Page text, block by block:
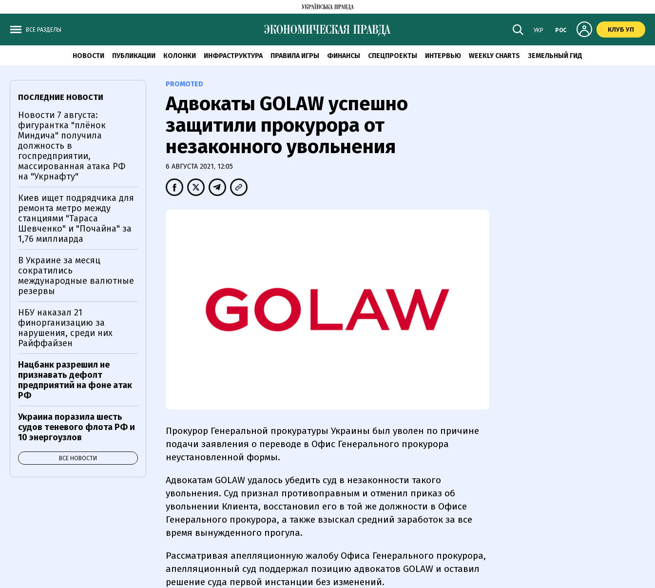
ВСЕ РАЗДЕЛЫ УКР РОС КЛУБ УП
НОВОСТИ ПУБЛИКАЦИИ КОЛОНКИ ИНФРАСТРУКТУРА ПРАВИЛА ИГРЫ ФИНАНСЫ СПЕЦПРОЕКТЫ ИНТЕРВЬЮ WEEKLY CHARTS ЗЕМЕЛЬНЫЙ ГИД
PROMOTED
Адвокаты GOLAW успешно
защитили прокурора от
незаконного увольнения
6 АВГУСТА 2021, 12:05
Прокурор Генеральной прокуратуры Украины был уволен по причине
подачи заявления о переводе в Офис Генерального прокурора
неустановленной формы.
Адвокатам GOLAW удалось убедить суд в незаконности такого
увольнения. Суд признал противоправным и отменил приказ об
увольнении Клиента, восстановил его в той же должности в Офисе
Генерального прокурора, а также взыскал средний заработок за все
время вынужденного прогула.
Рассматривая апелляционную жалобу Офиса Генерального прокурора,
апелляционный суд поддержал позицию адвокатов GOLAW и оставил
решение суда первой инстанции без изменений.
ПОСЛЕДНИЕ НОВОСТИ
Новости 7 августа:
фигурантка "плёнок
Миндича" получила
должность в
госпредприятии,
массированная атака РФ
на "Укрнафту"
Киев ищет подрядчика для
ремонта метро между
станциями "Тараса
Шевченко" и "Почайна" за
1,76 миллиарда
В Украине за месяц
сократились
международные валютные
резервы
НБУ наказал 21
финорганизацию за
нарушения, среди них
Райффайзен
Нацбанк разрешил не
признавать дефолт
предприятий на фоне атак
РФ
Украина поразила шесть
судов теневого флота РФ и
10 энергоузлов
ВСЕ НОВОСТИ